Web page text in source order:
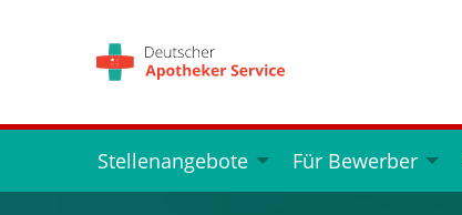
Stellenangebote Für Bewerber